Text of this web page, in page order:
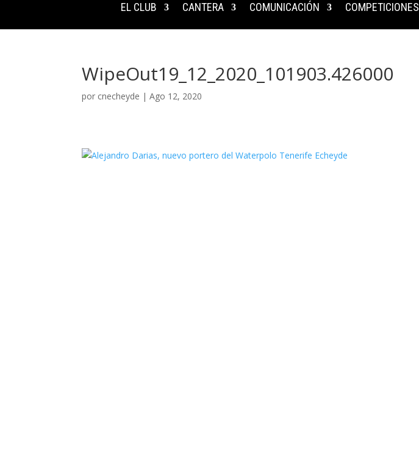
EL CLUB CANTERA COMUNICACIÓN COMPETICIONES
WipeOut19_12_2020_101903.426000
por cnecheyde |Ago 12, 2020